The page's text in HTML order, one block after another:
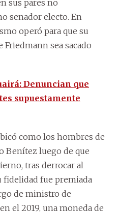
sus pares no
senador electo. En
operó para que su
sea sacado
Denuncian que
supuestamente
como los hombres de
Benítez luego de que
tras derrocar al
fidelidad fue premiada
de ministro de
el 2019, una moneda de